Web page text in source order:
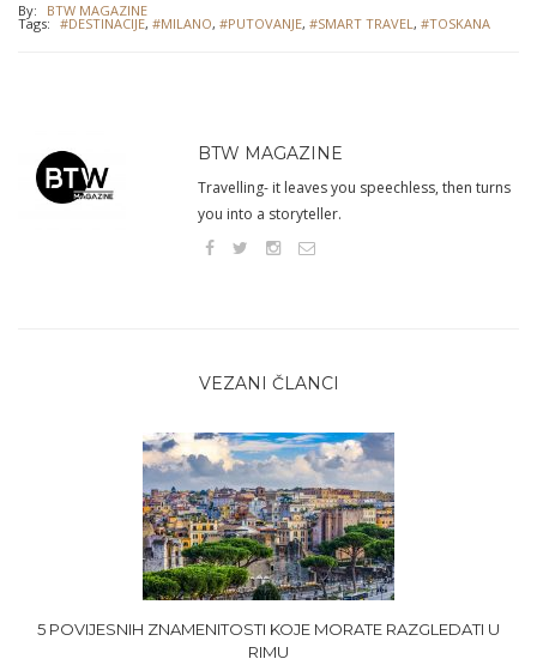
By: BTW MAGAZINE
Tags: #DESTINACIJE, #MILANO, #PUTOVANJE, #SMART TRAVEL, #TOSKANA
BTW MAGAZINE
Travelling- it leaves you speechless, then turns
you into a storyteller.
VEZANI ČLANCI
5 POVIJESNIH ZNAMENITOSTI KOJE MORATE RAZGLEDATI U
RIMU